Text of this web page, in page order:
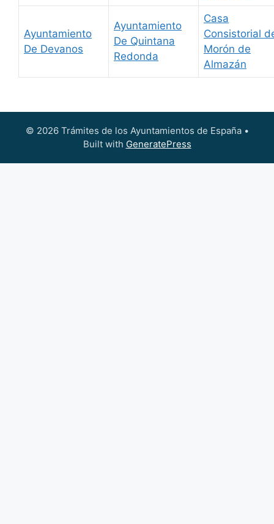
Ayuntamiento
De Devanos
Ayuntamiento
De Quintana
Redonda
Casa
Consistorial
Morón de
Almazán
© 2026 Trámites de los Ayuntamientos de España•
Built with GeneratePress